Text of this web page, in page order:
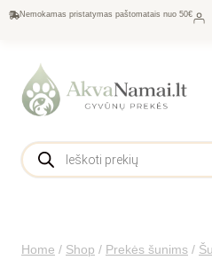
Nemokamas pristatymas paštomatais nuo 50€
Home / Shop / Prekės šunims /